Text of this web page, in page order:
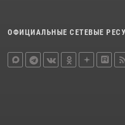
ОФИЦИАЛЬНЫЕ СЕТЕВЫЕ